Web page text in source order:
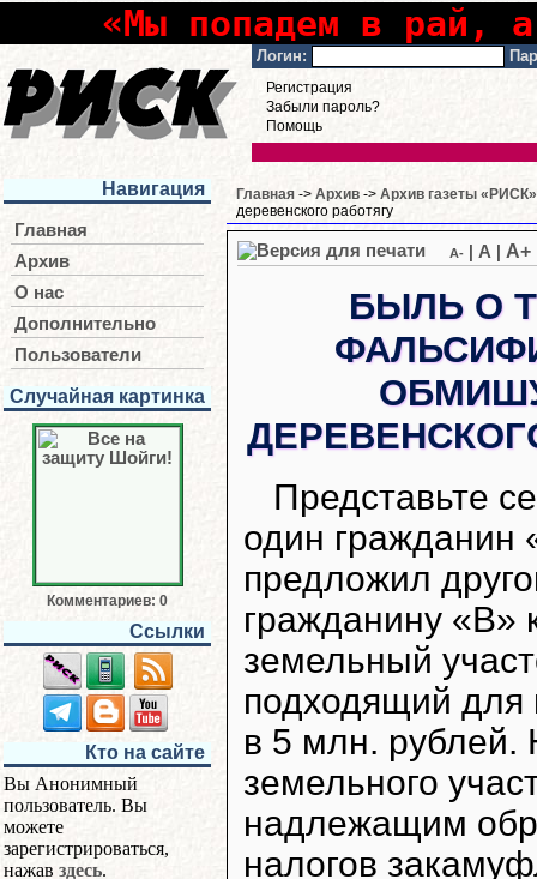
«Мы попадем в рай,
Логин:
Регистрация
Забыли пароль?
Помощь
Навигация
Главная
Архив
О нас
Дополнительно
Пользователи
Случайная картинка
Комментариев: 0
Ссылки
Кто на сайте
Вы Анонимный
пользователь. Вы
можете
зарегистрироваться,
нажав здесь.
Главная -> Архив -> Архив газеты «РИСК»
деревенского работягу
A- A A+
БЫЛЬ О
Представьте
один гражданин
предложил
гражданину «В»
земельный
подходящий для
в 5 млн. рублей.
земельного
надлежащим
налогов